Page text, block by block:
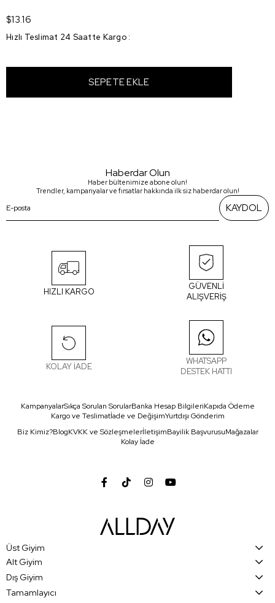
$13.16
Hızlı Teslimat 24 Saatte Kargo :
Haberdar Olun
Haber bültenimize abone olun!
Trendler, kampanyalar ve fırsatlar hakkında ilk siz haberdar olun!
KAYDOL
HIZLI KARGO
GÜVENLİ
ALIŞVERİŞ
KOLAY İADE
WHATSAPP
DESTEK HATTI
KampanyalarSıkça Sorulan SorularBanka Hesap BilgileriKapıda Ödeme
Kargo ve Teslimatİade ve DeğişimYurtdışı Gönderim
Biz Kimiz?BlogKVKK ve SözleşmelerİletişimBayilik BaşvurusuMağazalar
Kolay İade
Üst Giyim
Alt Giyim
Dış Giyim
Tamamlayıcı